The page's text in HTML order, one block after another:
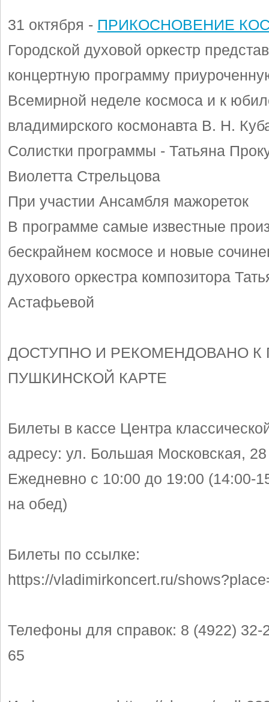
31 октября - ПРИКОСНОВЕНИЕ
Городской духовой оркестр
концертную программу
Всемирной неделе космоса и к
владимирского космонавта В. Н.
Солистки программы - Татьяна
Виолетта Стрельцова
При участии Ансамбля мажореток
В программе самые известные
бескрайнем космосе и новые
духового оркестра композитора
Астафьевой
ДОСТУПНО И РЕКОМЕНДОВАНО К
ПУШКИНСКОЙ КАРТЕ
Билеты в кассе Центра
адресу: ул. Большая Московская, 28
Ежедневно с 10:00 до 19:00 (14:00-
на обед)
Билеты по ссылке:
https://vladimirkoncert.ru/
Телефоны для справок: 8 (4922) 32-
65